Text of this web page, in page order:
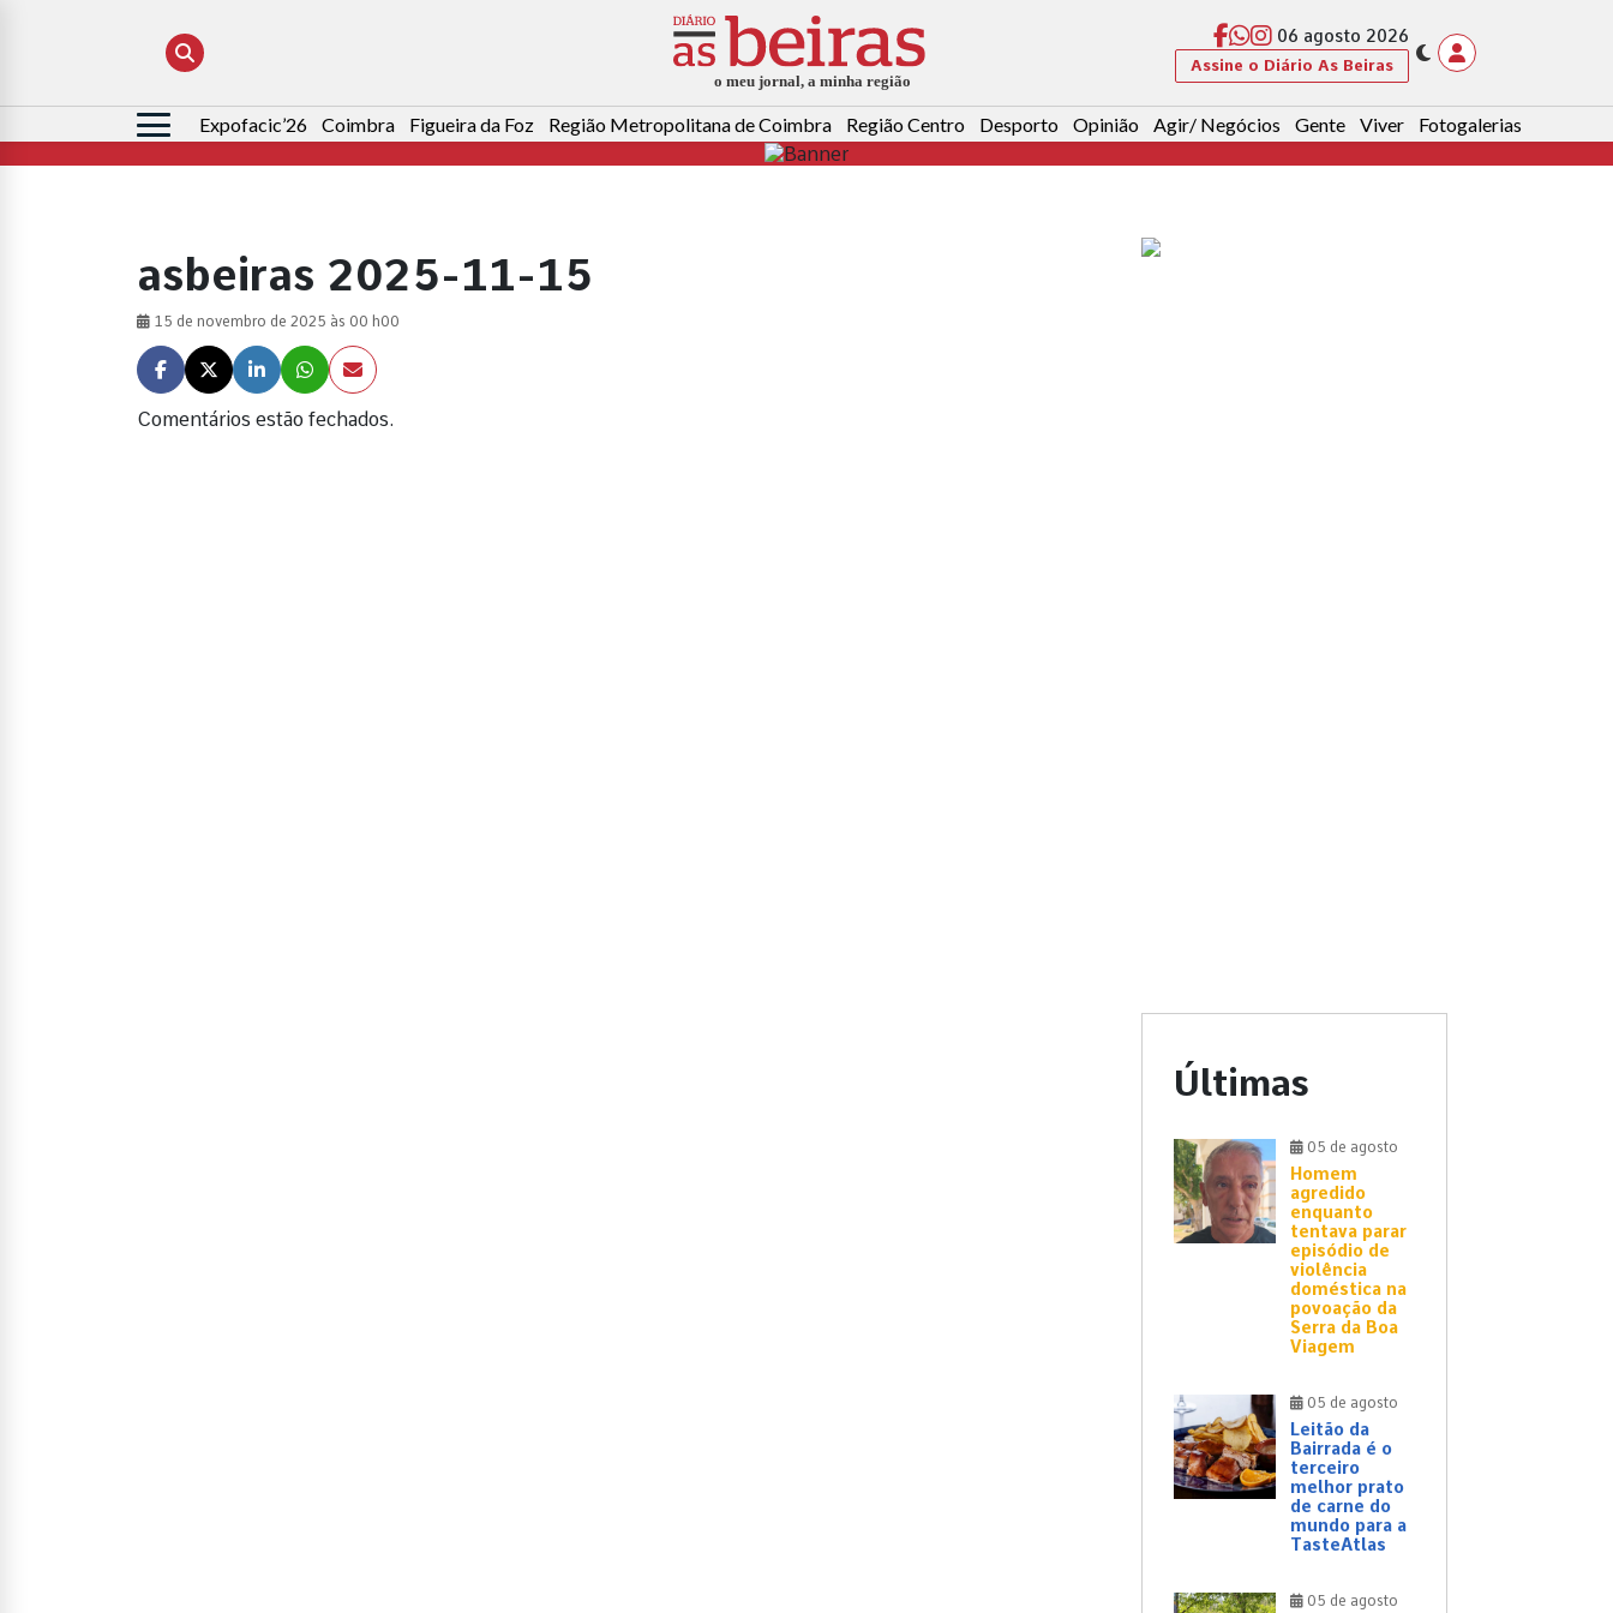
06 agosto 2026
Assine o Diário As Beiras
Pesquisar
por:
Expofacic’26 Coimbra Figueira da Foz Região Metropolitana de Coimbra Região Centro Desporto Opinião Agir/ Negócios Gente Viver Fotogalerias
asbeiras 2025-11-15
15 de novembro de 2025 às 00 h00
Comentários estão fechados.
Últimas
05 de agosto
Homem
agredido
enquanto
tentava parar
episódio de
violência
doméstica na
povoação da
Serra da Boa
Viagem
05 de agosto
Leitão da
Bairrada é o
terceiro
melhor prato
de carne do
mundo para a
TasteAtlas
05 de agosto